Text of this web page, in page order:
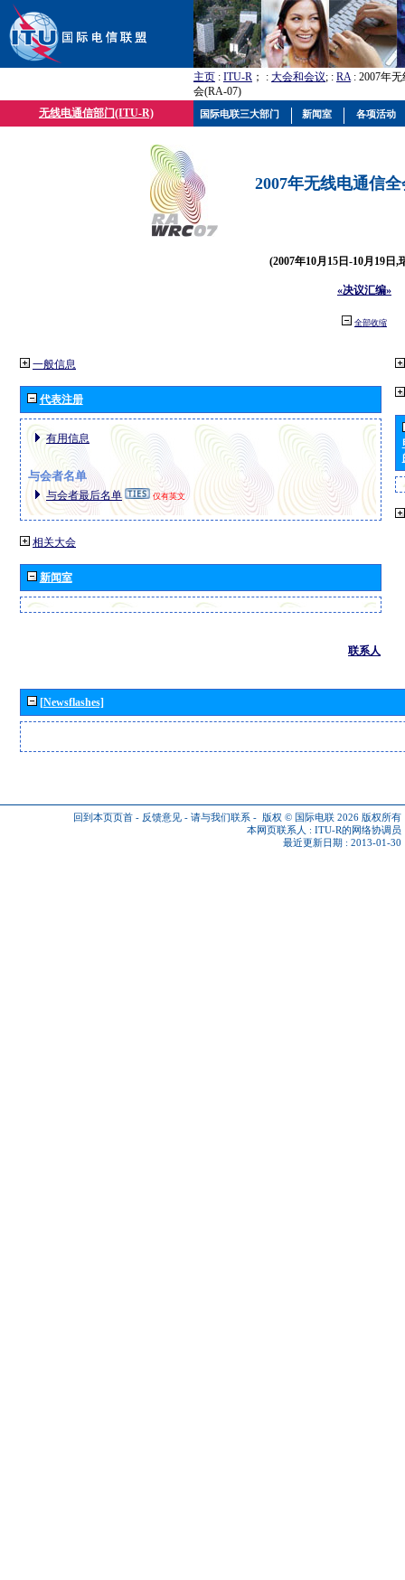
主页 : ITU-R ； : 大会和会议; : RA: 2007年
会(RA-07)
无线电通信部门(ITU-R)
2007年无线电通信
(2007年10月15日-10月19日,
«决议汇编»
全部收缩
一般信息
代表注册
有用信息
与会者名单
与会者最后名单 仅有英文
相关大会
新闻室
联系人
[Newsflashes]
回到本页页首 - 反馈意见 - 请与我们联系 - 版权 © 国际电联 2026 版权所有
本网页联系人 : ITU-R的网络协调员
最近更新日期 : 2013-01-30
国际电联三大部门 新闻室 各项活动